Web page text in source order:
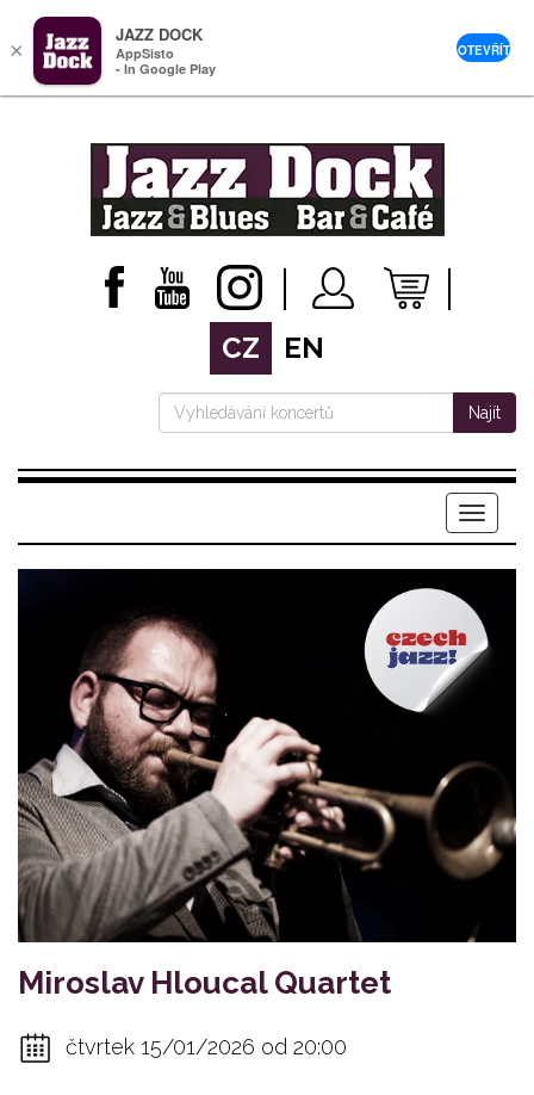
CZ EN
Najít
Menu
Miroslav Hloucal Quartet
čtvrtek 15/01/2026 od 20:00
×
JAZZ DOCK
AppSisto
- In Google Play
OTEVŘÍT